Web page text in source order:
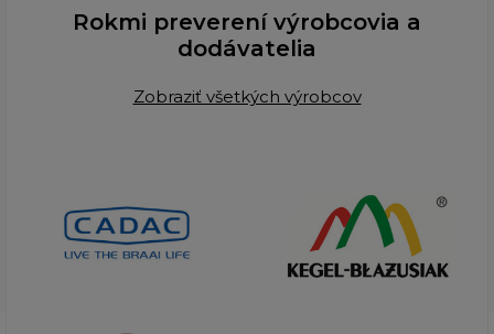
Rokmi preverení výrobcovia a
dodávatelia
Zobraziť všetkých výrobcov